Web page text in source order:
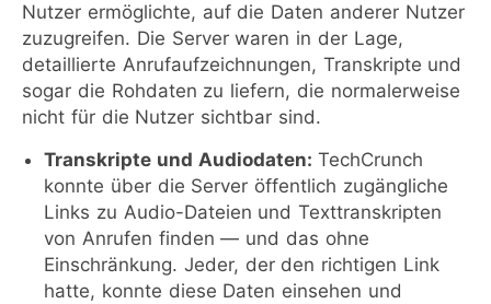
Nutzer ermöglichte, auf die Daten anderer Nutzer
zuzugreifen. Die Server waren in der Lage,
detaillierte Anrufaufzeichnungen, Transkripte und
sogar die Rohdaten zu liefern, die normalerweise
nicht für die Nutzer sichtbar sind.
Transkripte und Audiodaten: TechCrunch
konnte über die Server öffentlich zugängliche
Links zu Audio-Dateien und Texttranskripten
von Anrufen finden — und das ohne
Einschränkung. Jeder, der den richtigen Link
hatte, konnte diese Daten einsehen und